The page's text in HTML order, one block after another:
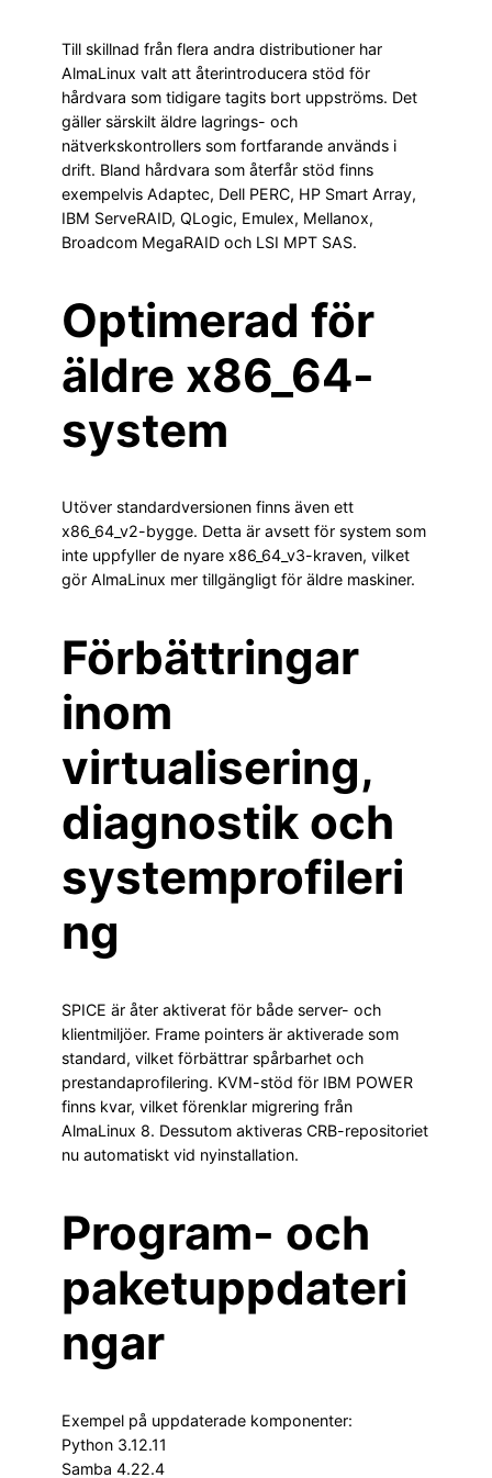
Till skillnad från flera andra distributioner har
AlmaLinux valt att återintroducera stöd för
hårdvara som tidigare tagits bort uppströms. Det
gäller särskilt äldre lagrings- och
nätverkskontrollers som fortfarande används i
drift. Bland hårdvara som återfår stöd finns
exempelvis Adaptec, Dell PERC, HP Smart Array,
IBM ServeRAID, QLogic, Emulex, Mellanox,
Broadcom MegaRAID och LSI MPT SAS.
Optimerad för
äldre x86_64-
system
Utöver standardversionen finns även ett
x86_64_v2-bygge. Detta är avsett för system som
inte uppfyller de nyare x86_64_v3-kraven, vilket
gör AlmaLinux mer tillgängligt för äldre maskiner.
Förbättringar
inom
virtualisering,
diagnostik och
systemprofileri
ng
SPICE är åter aktiverat för både server- och
klientmiljöer. Frame pointers är aktiverade som
standard, vilket förbättrar spårbarhet och
prestandaprofilering. KVM-stöd för IBM POWER
finns kvar, vilket förenklar migrering från
AlmaLinux 8. Dessutom aktiveras CRB-repositoriet
nu automatiskt vid nyinstallation.
Program- och
paketuppdateri
ngar
Exempel på uppdaterade komponenter:
Python 3.12.11
Samba 4.22.4